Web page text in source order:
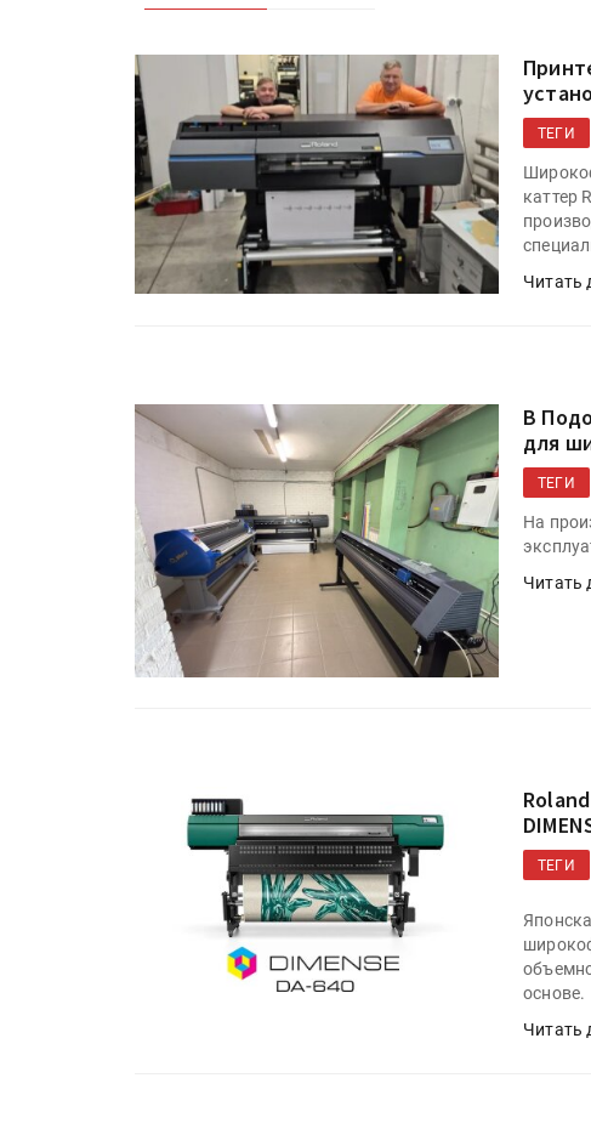
ТЕГИ
каттер
Читать
В
для
ТЕГИ
На
Читать
ТЕГИ
основе.
Читать
«Дубль В» расширяет
фольги для горячего тиснения
УФ-принтер Mimaki UJV200
запущен в компании «Сказитель»